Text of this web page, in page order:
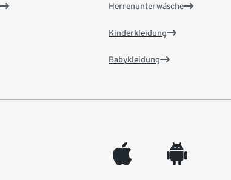
Herrenunterwäsche
Kinderkleidung
Babykleidung
appleinc android